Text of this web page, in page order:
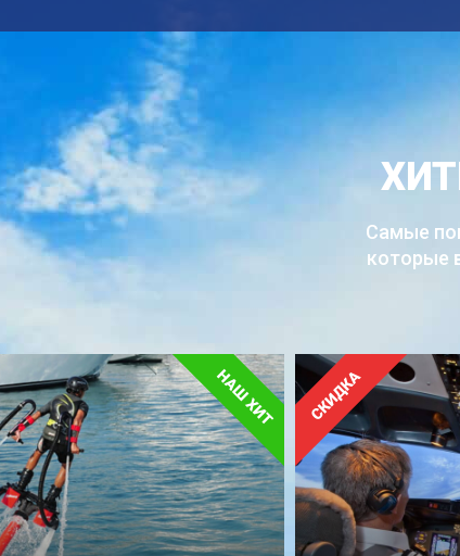
Самые
которые